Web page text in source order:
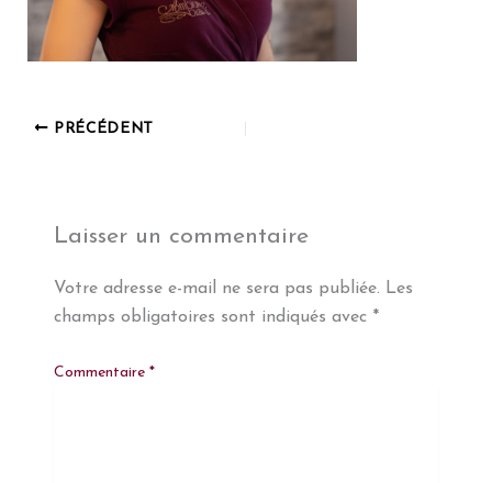
PRÉCÉDENT
Laisser un commentaire
Votre adresse e-mail ne sera pas publiée. Les
champs obligatoires sont indiqués avec *
Commentaire *